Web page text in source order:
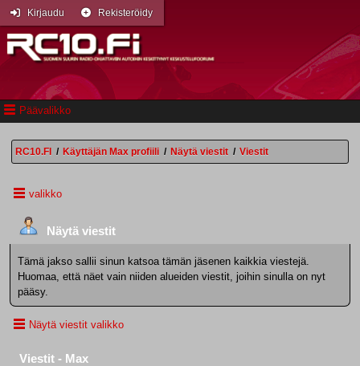
Päävalikko
Kirjaudu Rekisteröidy
RC10.FI / Käyttäjän Max profiili / Näytä viestit / Viestit
valikko
Näytä viestit
Tämä jakso sallii sinun katsoa tämän jäsenen kaikkia viestejä.
Huomaa, että näet vain niiden alueiden viestit, joihin sinulla on nyt
pääsy.
Näytä viestit valikko
Viestit - Max